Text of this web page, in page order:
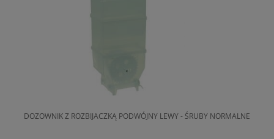
DOZOWNIK Z ROZBIJACZKĄ PODWÓJNY LEWY - ŚRUBY NORMALNE